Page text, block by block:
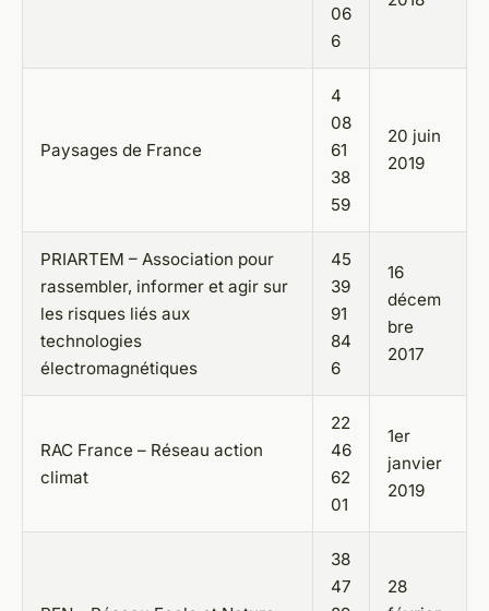
06
6
Paysages de France
4
08
61
38
59
20 juin
2019
PRIARTEM – Association pour
rassembler, informer et agir sur
les risques liés aux
technologies
électromagnétiques
45
39
91
84
6
16
décem
bre
2017
RAC France – Réseau action
climat
22
46
62
01
1er
janvier
2019
38
47
28